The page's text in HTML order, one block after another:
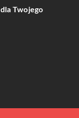
Twojego